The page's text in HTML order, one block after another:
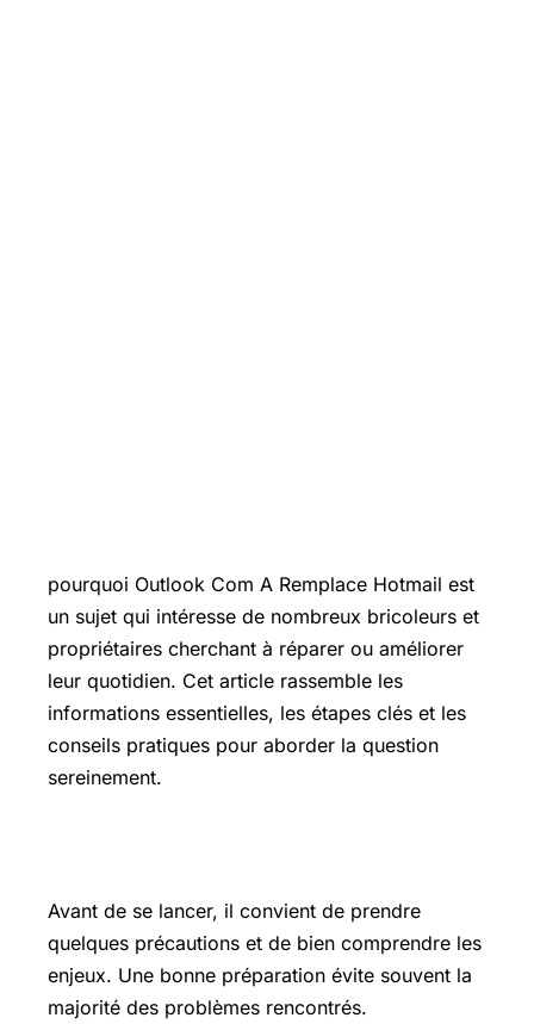
pourquoi Outlook Com A Remplace Hotmail est
un sujet qui intéresse de nombreux bricoleurs et
propriétaires cherchant à réparer ou améliorer
leur quotidien. Cet article rassemble les
informations essentielles, les étapes clés et les
conseils pratiques pour aborder la question
sereinement.
Avant de se lancer, il convient de prendre
quelques précautions et de bien comprendre les
enjeux. Une bonne préparation évite souvent la
majorité des problèmes rencontrés.